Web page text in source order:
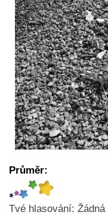
Průměr:
Tvé hlasování: Žádná